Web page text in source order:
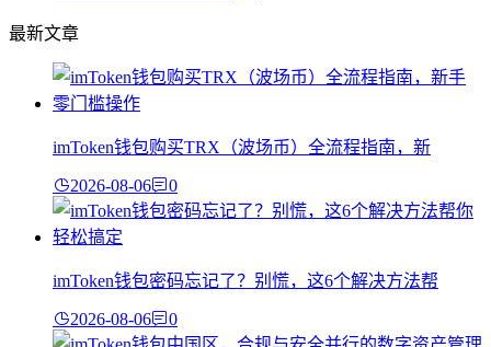
最新文章
imToken钱包购买TRX（波场币）全流程指南，新
2026-08-06 0
imToken钱包密码忘记了？别慌，这6个解决方法帮
2026-08-06 0